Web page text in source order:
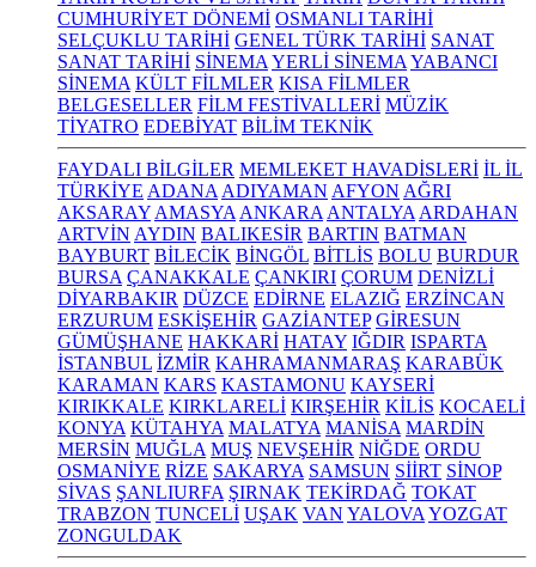
CUMHURİYET DÖNEMİ OSMANLI TARİHİ
SELÇUKLU TARİHİ GENEL TÜRK TARİHİ SANAT
SANAT TARİHİ SİNEMA YERLİ SİNEMA YABANCI
SİNEMA KÜLT FİLMLER KISA FİLMLER
BELGESELLER FİLM FESTİVALLERİ MÜZİK
TİYATRO EDEBİYAT BİLİM TEKNİK
FAYDALI BİLGİLER MEMLEKET HAVADİSLERİ İL İL
TÜRKİYE ADANA ADIYAMAN AFYON AĞRI
AKSARAY AMASYA ANKARA ANTALYA ARDAHAN
ARTVİN AYDIN BALIKESİR BARTIN BATMAN
BAYBURT BİLECİK BİNGÖL BİTLİS BOLU BURDUR
BURSA ÇANAKKALE ÇANKIRI ÇORUM DENİZLİ
DİYARBAKIR DÜZCE EDİRNE ELAZIĞ ERZİNCAN
ERZURUM ESKİŞEHİR GAZİANTEP GİRESUN
GÜMÜŞHANE HAKKARİ HATAY IĞDIR ISPARTA
İSTANBUL İZMİR KAHRAMANMARAŞ KARABÜK
KARAMAN KARS KASTAMONU KAYSERİ
KIRIKKALE KIRKLARELİ KIRŞEHİR KİLİS KOCAELİ
KONYA KÜTAHYA MALATYA MANİSA MARDİN
MERSİN MUĞLA MUŞ NEVŞEHİR NİĞDE ORDU
OSMANİYE RİZE SAKARYA SAMSUN SİİRT SİNOP
SİVAS ŞANLIURFA ŞIRNAK TEKİRDAĞ TOKAT
TRABZON TUNCELİ UŞAK VAN YALOVA YOZGAT
ZONGULDAK